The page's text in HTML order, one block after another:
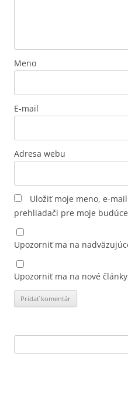
Meno
E-mail
Adresa webu
Uložiť moje meno, e-
prehliadači pre moje
Upozorniť ma na
Upozorniť ma na nové